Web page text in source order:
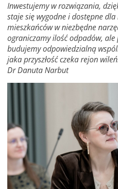
Inwestujemy w rozwiązania,
staje się wygodne i dostępne
mieszkańców w niezbędne
ograniczamy ilość odpadów, ale
budujemy odpowiedzialną
jaka przyszłość czeka rejon
Dr Danuta Narbut